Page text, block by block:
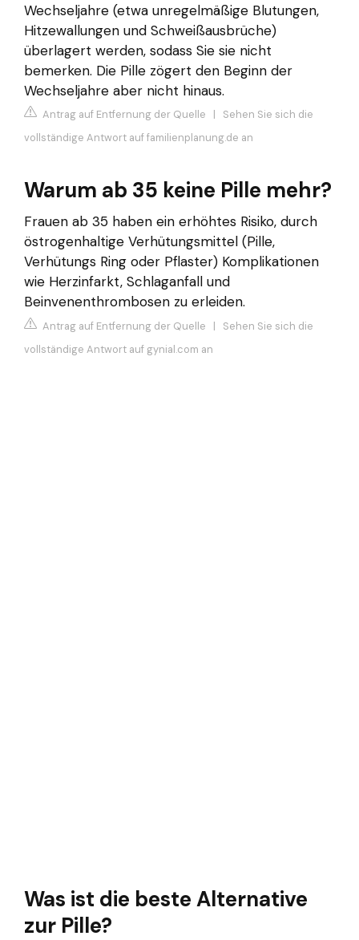
Wechseljahre (etwa unregelmäßige Blutungen,
Hitzewallungen und Schweißausbrüche)
überlagert werden, sodass Sie sie nicht
bemerken. Die Pille zögert den Beginn der
Wechseljahre aber nicht hinaus.
Antrag auf Entfernung der Quelle | Sehen Sie sich die
vollständige Antwort auf familienplanung.de an
Warum ab 35 keine Pille mehr?
Frauen ab 35 haben ein erhöhtes Risiko, durch
östrogenhaltige Verhütungsmittel (Pille,
Verhütungs Ring oder Pflaster) Komplikationen
wie Herzinfarkt, Schlaganfall und
Beinvenenthrombosen zu erleiden.
Antrag auf Entfernung der Quelle | Sehen Sie sich die
vollständige Antwort auf gynial.com an
Was ist die beste Alternative
zur Pille?